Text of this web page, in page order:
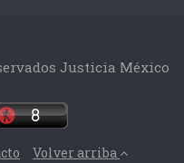
Justicia México
Volver arriba